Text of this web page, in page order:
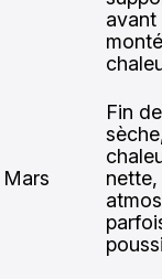
avant
Mars
Fin
nette,